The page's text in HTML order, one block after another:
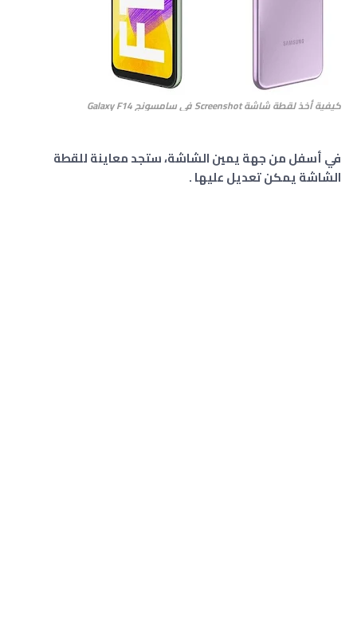
كيفية أخذ لقطة شاشة Screenshot في سامسونج Galaxy F14
في أسفل من جهة يمين الشاشة، ستجد معاينة للقطة
الشاشة يمكن تعديل عليها .